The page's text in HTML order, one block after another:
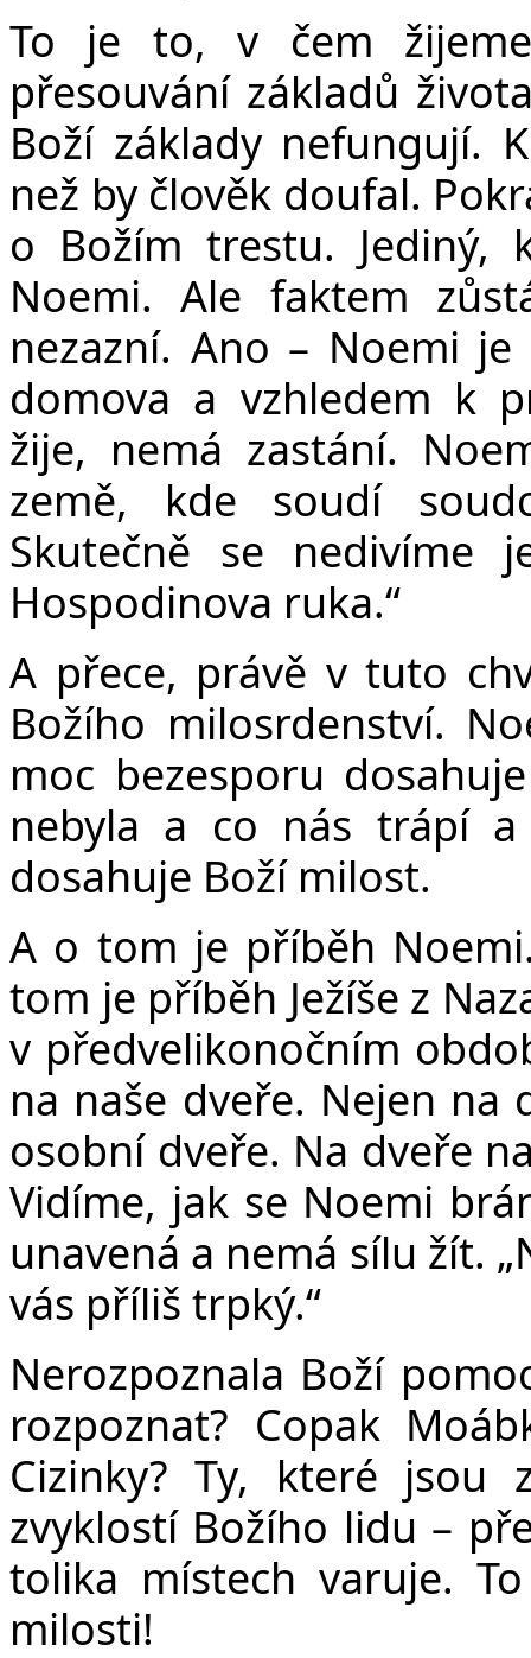
To je to, v čem
přesouvání základů
Boží základy nefungují.
než by člověk doufal.
o Božím trestu.
Noemi. Ale faktem
nezazní. Ano – Noemi
domova a vzhledem k
žije, nemá zastání.
země, kde soudí
Skutečně se nedivíme
Hospodinova ruka.“
A přece, právě v tuto
Božího milosrdenství.
moc bezesporu
nebyla a co nás trápí
dosahuje Boží milost.
A o tom je příběh
tom je příběh Ježíše z
v předvelikonočním
na naše dveře. Nejen na
osobní dveře. Na dveře
Vidíme, jak se Noemi
unavená a nemá sílu žít.
vás příliš trpký.“
Nerozpoznala Boží
rozpoznat? Copak
Cizinky? Ty, které jsou
zvyklostí Božího lidu –
tolika místech varuje.
milosti!